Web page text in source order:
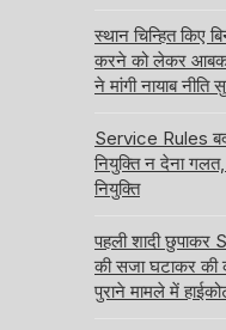
स्थान चिन्हित किए
करने को लेकर
ने मांगी नायाब
Service Rules
नियुक्ति न देना
नियुक्ति
पहली शादी छुपाकर
की सजा घटाकर की
पुराने मामले में